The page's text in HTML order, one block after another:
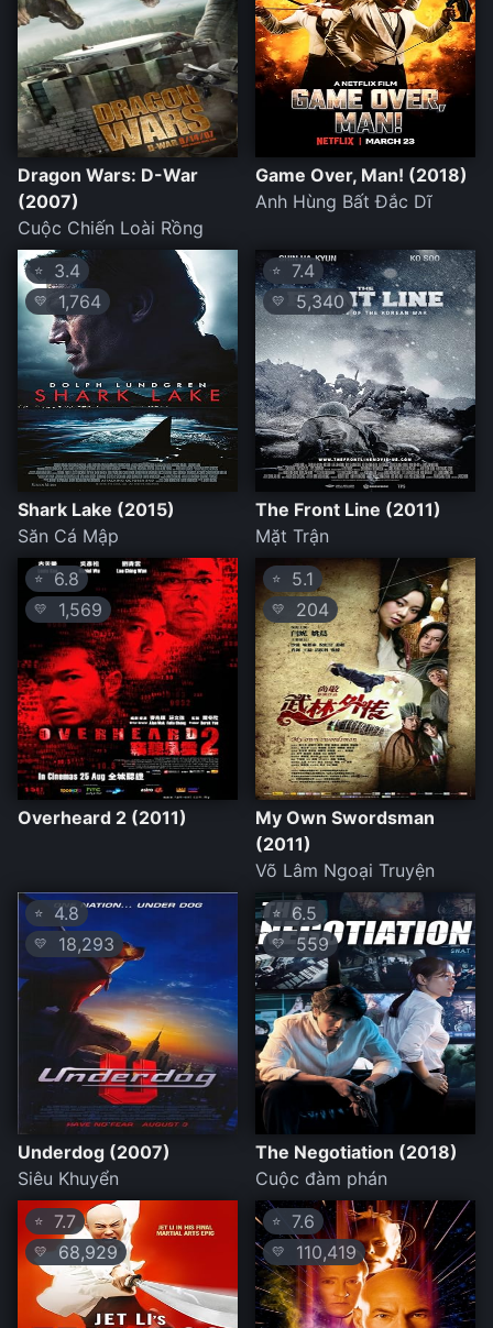
Dragon Wars: D-War
(2007)
Cuộc Chiến Loài Rồng
Game Over, Man! (2018)
Anh Hùng Bất Đắc Dĩ
⭐ 3.4
💛 1,764
Shark Lake (2015)
Săn Cá Mập
⭐ 7.4
💛 5,340
The Front Line (2011)
Mặt Trận
⭐ 6.8
💛 1,569
Overheard 2 (2011)
⭐ 5.1
💛 204
My Own Swordsman
(2011)
Võ Lâm Ngoại Truyện
⭐ 4.8
💛 18,293
Underdog (2007)
Siêu Khuyển
⭐6.5
💛559
The Negotiation (2018)
Cuộc đàm phán
⭐ 7.7
💛68,929
⭐ 7.6
💛 110,419